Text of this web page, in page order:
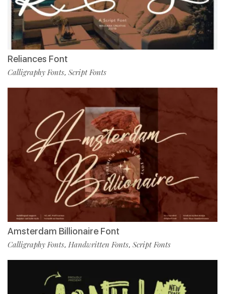
Reliances Font
Calligraphy Fonts, Script Fonts
Amsterdam Billionaire Font
Calligraphy Fonts, Handwritten Fonts, Script Fonts